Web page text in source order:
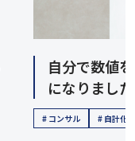
自分で数値
になりました
# コンサル # 自計化